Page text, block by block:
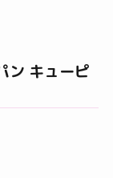
ン キューピ